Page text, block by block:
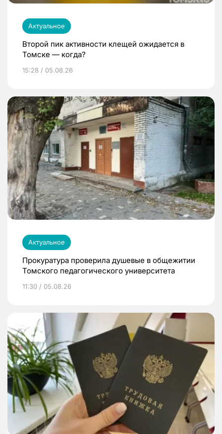
Актуальное
Второй пик активности клещей ожидается в
Томске — когда?
15:28 / 05.08.26
Актуальное
Прокуратура проверила душевые в общежитии
Томского педагогического университета
11:30 / 05.08.26